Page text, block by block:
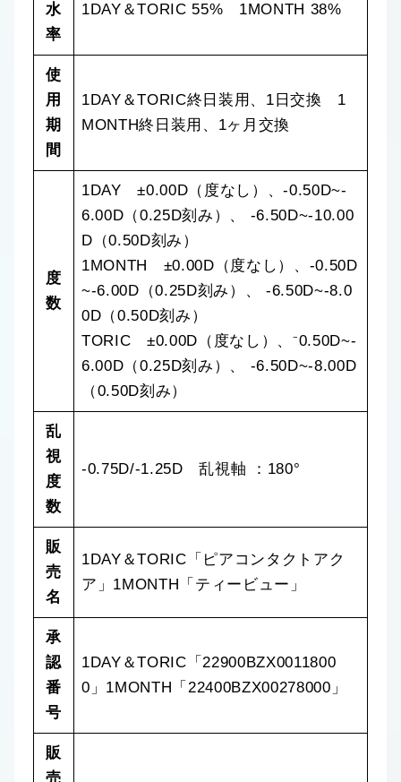
水
率
1DAY＆TORIC 55% 1MONTH 38%
使
用
期
間
1DAY＆TORIC終日装用、1日交換 1
MONTH終日装用、1ヶ月交換
度
数
1DAY ±0.00D（度なし）、-0.50D~-
6.00D（0.25D刻み）、 -6.50D~-10.00
D（0.50D刻み）
1MONTH ±0.00D（度なし）、-0.50D
~-6.00D（0.25D刻み）、 -6.50D~-8.0
0D（0.50D刻み）
TORIC ±0.00D（度なし）、⁻0.50D~-
6.00D（0.25D刻み）、 -6.50D~-8.00D
（0.50D刻み）
乱
視
度
数
-0.75D/-1.25D 乱視軸 ：180°
販
売
名
1DAY＆TORIC「ピアコンタクトアク
ア」1MONTH「ティービュー」
承
認
番
号
1DAY＆TORIC「22900BZX0011800
0」1MONTH「22400BZX00278000」
販
売